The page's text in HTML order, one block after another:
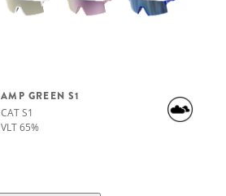
AMP GREEN S1
CAT S1
VLT 65%